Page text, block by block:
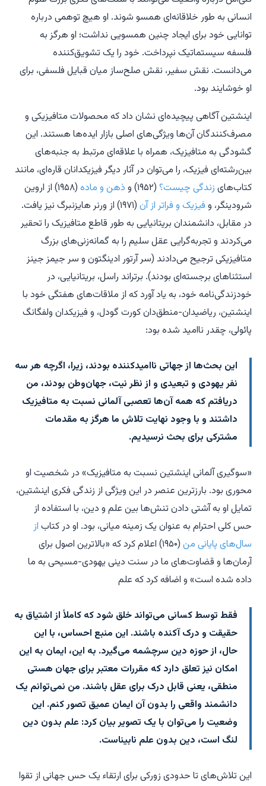
انسانی به طور خلاقانه‌ای همسو شوند. او هیچ توهمی درباره
توانایی خود برای ایجاد چنین همسویی نداشت؛ او هرگز به
فلسفه سیستماتیک نپرداخت. خود را یک تشویق‌کننده
می‌دانست. نقش سفیر، نقش صلح‌ساز میان قبایل فلسفی، برای
او خوشایند بود.
اینشتین آگاهی پیچیده‌ای نشان داد که محصولات متافیزیکی و
مصرف‌کنندگان آن‌ها ویژگی‌های اصلی بازار ایده‌ها هستند. این
گشودگی به متافیزیک، همراه با علاقه‌ای مرتبط به جنبه‌های
بین‌رشته‌ای فیزیک، را می‌توان در آثار دیگر فیزیکدانان قاره‌ای، مانند
کتاب‌های زندگی چیست؟(۱۹۵۲) و ذهن و ماده
(۱۹۵۸) از اروین
شرودینگر، و فیزیک و فراتر از آن
(۱۹۷۱) از ورنر هایزنبرگ نیز یافت.
در مقابل، دانشمندان بریتانیایی به طور قاطع متافیزیک را تحقیر
می‌کردند و تجربه‌گرایی عقل سلیم را به گمانه‌زنی‌های بزرگ
متافیزیکی ترجیح می‌دادند (سر آرتور ادینگتون و سر جیمز جینز
استثناهای برجسته‌ای بودند). برتراند راسل، بریتانیایی، در
خودزندگی‌نامه خود، به یاد آورد که از ملاقات‌های هفتگی خود با
اینشتین، ریاضیدان-منطق‌دان کورت گودل، و فیزیکدان ولفگانگ
پائولی، چقدر ناامید شده بود:
این بحث‌ها از جهاتی ناامیدکننده بودند، زیرا، اگرچه هر سه
نفر یهودی و تبعیدی و از نظر نیت، جهان‌وطن بودند، من
دریافتم که همه آن‌ها تعصبی آلمانی نسبت به متافیزیک
داشتند و با وجود نهایت تلاش ما هرگز به مقدمات
مشترکی برای بحث نرسیدیم.
«سوگیری آلمانی اینشتین نسبت به متافیزیک» در شخصیت او
محوری بود. بارزترین عنصر در این ویژگی از زندگی فکری اینشتین،
تمایل او به آشتی دادن تنش‌ها بین علم و دین، با استفاده از
حس کلی احترام به عنوان یک زمینه میانی، بود. او در کتاب از
سال‌های پایانی من
(۱۹۵۰) اعلام کرد که «بالاترین اصول برای
آرمان‌ها و قضاوت‌های ما در سنت دینی یهودی-مسیحی به ما
داده شده است» و اضافه کرد که علم
فقط توسط کسانی می‌تواند خلق شود که کاملاً از اشتیاق به
حقیقت و درک آکنده باشند. این منبع احساس، با این
حال، از حوزه دین سرچشمه می‌گیرد. به این، ایمان به این
امکان نیز تعلق دارد که مقررات معتبر برای جهان هستی
منطقی، یعنی قابل درک برای عقل باشند. من نمی‌توانم یک
دانشمند واقعی را بدون آن ایمان عمیق تصور کنم. این
وضعیت را می‌توان با یک تصویر بیان کرد: علم بدون دین
لنگ است، دین بدون علم نابیناست.
این تلاش‌های تا حدودی زورکی برای ارتقاء یک حس جهانی از تقوا